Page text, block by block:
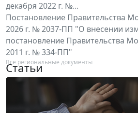
декабря 2022 г. №...
Постановление Правительства
2026 г. № 2037-ПП "О внесении
постановление Правительства
2011 г. № 334-ПП"
Все региональные документы
Статьи